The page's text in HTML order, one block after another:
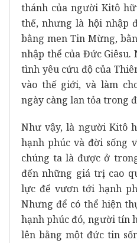
thánh của người Kitô
thế, nhưng là hội nhập
bằng men Tin Mừng,
nhập thể của Đức
tình yêu cứu độ của
vào thế giới, và làm
ngày càng lan tỏa trong
Như vậy, là người Kitô
hạnh phúc và đời sống
chúng ta là được ở
đến những giá trị cao
lực để vươn tới hạnh
Nhưng để có thể hiện
hạnh phúc đó, người tín
lên bằng một đức tin